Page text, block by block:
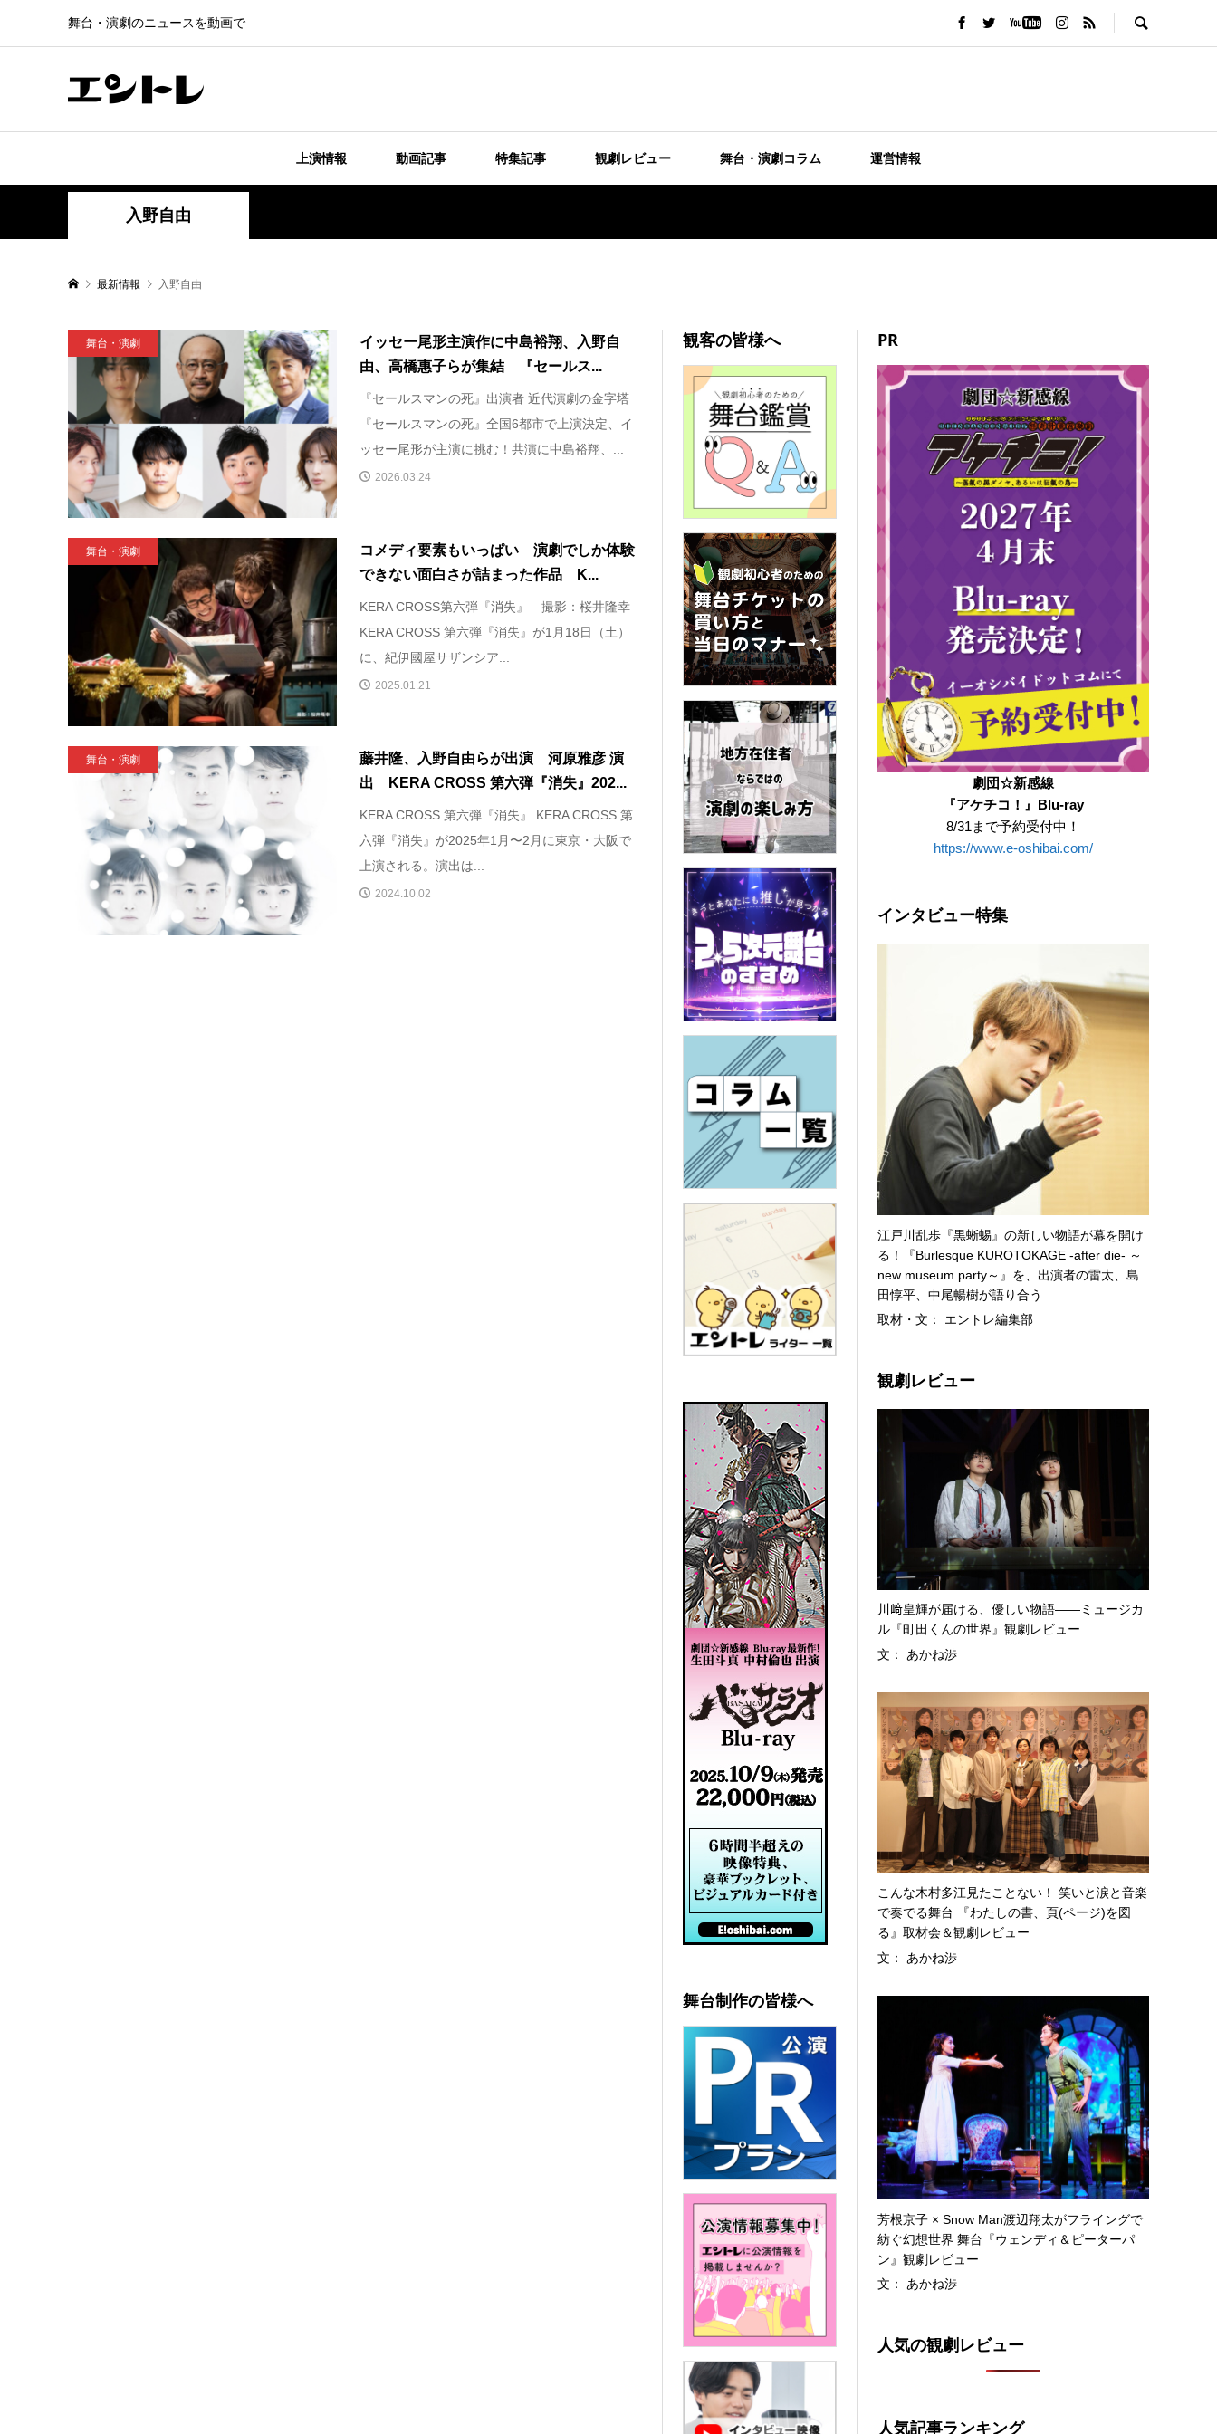
舞台・演劇のニュースを動画で
上演情報 動画記事 特集記事 観劇レビュー 舞台・演劇コラム 運営情報
入野自由
最新情報 入野自由
舞台・演劇
イッセー尾形主演作に中島裕翔、入野自
由、高橋惠子らが集結 『セールス...
『セールスマンの死』出演者 近代演劇の金字塔
『セールスマンの死』全国6都市で上演決定、イ
ッセー尾形が主演に挑む！共演に中島裕翔、...
2026.03.24
舞台・演劇
コメディ要素もいっぱい 演劇でしか体験
できない面白さが詰まった作品 K...
KERA CROSS第六弾『消失』 撮影：桜井隆幸
KERA CROSS 第六弾『消失』が1月18日（土）
に、紀伊國屋サザンシア...
2025.01.21
舞台・演劇
藤井隆、入野自由らが出演 河原雅彦 演
出 KERA CROSS 第六弾『消失』202...
KERA CROSS 第六弾『消失』 KERA CROSS 第
六弾『消失』が2025年1月〜2月に東京・大阪で
上演される。演出は...
2024.10.02
PR
劇団☆新感線
『アケチコ！』Blu-ray
8/31まで予約受付中！
https://www.e-oshibai.com/
インタビュー特集
江戸川乱歩『黒蜥蜴』の新しい物語が幕を開け
る！『Burlesque KUROTOKAGE -after die- ～
new museum party～』を、出演者の雷太、島
田惇平、中尾暢樹が語り合う
取材・文： エントレ編集部
観劇レビュー
川﨑皇輝が届ける、優しい物語――ミュージカ
ル『町田くんの世界』観劇レビュー
文： あかね渉
こんな木村多江見たことない！ 笑いと涙と音楽
で奏でる舞台 『わたしの書、頁(ページ)を図
る』取材会＆観劇レビュー
文： あかね渉
芳根京子 × Snow Man渡辺翔太がフライングで
紡ぐ幻想世界 舞台『ウェンディ＆ピーターパ
ン』観劇レビュー
文： あかね渉
人気の観劇レビュー
人気記事ランキング
観客の皆様へ
舞台制作の皆様へ